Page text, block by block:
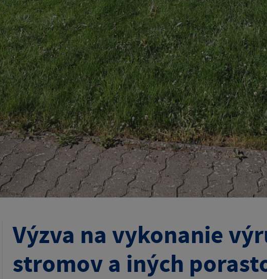
Výzva na vykonanie
stromov a iných